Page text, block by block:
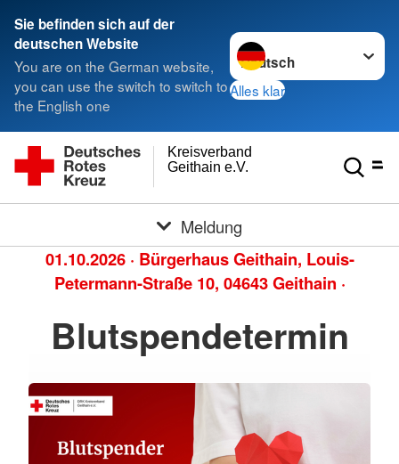
Sie befinden sich auf der
deutschen Website
You are on the German website,
you can use the switch to switch to
the English one
Sprache wechseln zu
Alles klar
Geithain e.V.
Kreisverband
Meldung
01.10.2026 · Bürgerhaus Geithain, Louis-
Petermann-Straße 10, 04643 Geithain ·
Blutspendetermin